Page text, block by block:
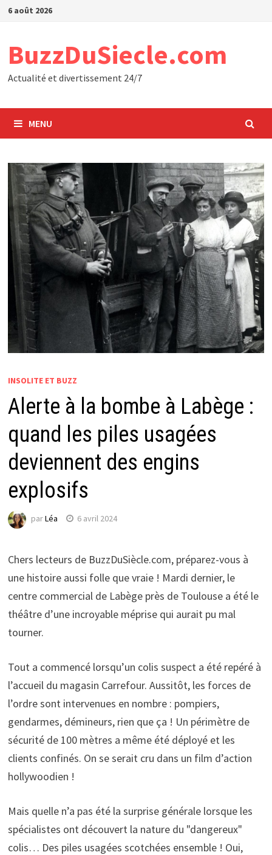
Passer
6 août 2026
BuzzDuSiecle.com
Actualité et divertissement 24/7
MENU
INSOLITE ET BUZZ
Alerte à la bombe à Labège :
quand les piles usagées
deviennent des engins
explosifs
parLéa 6 avril 2024
Chers lecteurs de BuzzDuSiècle.com, préparez-vous à
une histoire aussi folle que vraie ! Mardi dernier, le
centre commercial de Labège près de Toulouse a été le
théâtre d’une incroyable méprise qui aurait pu mal
tourner.
Tout a commencé lorsqu’un colis suspect a été repéré à
l’accueil du magasin Carrefour. Aussitôt, les forces de
l’ordre sont intervenues en nombre : pompiers,
gendarmes, démineurs, rien que ça ! Un périmètre de
sécurité de 100 mètres a même été déployé et les
clients confinés. On se serait cru dans un film d’action
hollywoodien !
Mais quelle n’a pas été la surprise générale lorsque les
spécialistes ont découvert la nature du "dangereux"
colis… Des piles usagées scotchées ensemble ! Oui,